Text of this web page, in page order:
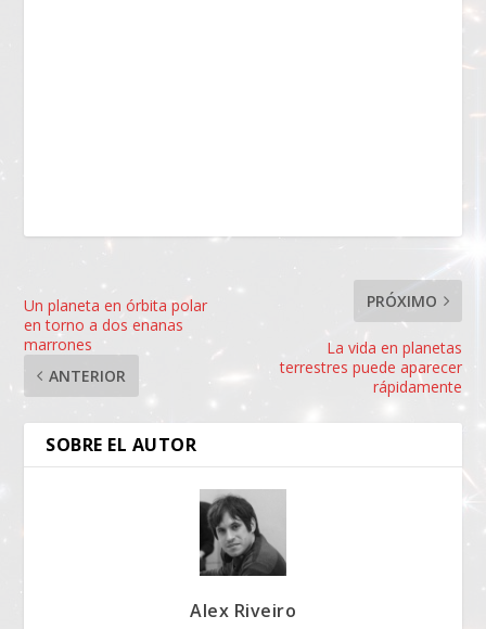
Un planeta en órbita polar
en torno a dos enanas
marrones
ANTERIOR
PRÓXIMO
La vida en planetas
terrestres puede aparecer
rápidamente
SOBRE EL AUTOR
Alex Riveiro